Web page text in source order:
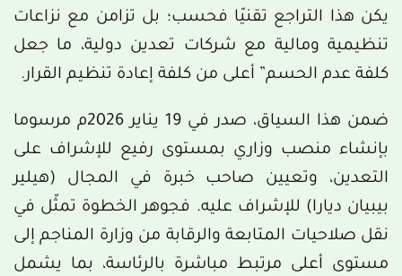
يكن هذا التراجع تقنيّا فحسب؛ بل تزامن مع نزاعات
تنظيمية ومالية مع شركات تعدين دولية، ما جعل
كلفة عدم الحسم” أعلى من كلفة إعادة تنظيم القرار.
ضمن هذا السياق، صدر في 19 يناير 2026م مرسوما
بإنشاء منصب وزاري بمستوى رفيع للإشراف على
التعدين، وتعيين صاحب خبرة في المجال (هيلير
بيبيان ديارا) للإشراف عليه. فجوهر الخطوة تمثّل في
نقل صلاحيات المتابعة والرقابة من وزارة المناجم إلى
مستوى أعلى مرتبط مباشرة بالرئاسة، بما يشمل